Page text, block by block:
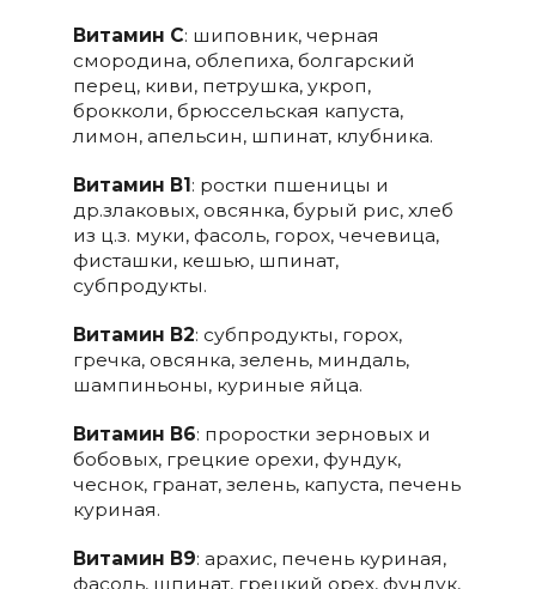
Витамин С: шиповник, черная
смородина, облепиха, болгарский
перец, киви, петрушка, укроп,
брокколи, брюссельская капуста,
лимон, апельсин, шпинат, клубника.
Витамин В1 : ростки пшеницы и
др.злаковых, овсянка, бурый рис, хлеб
из ц.з. муки, фасоль, горох, чечевица,
фисташки, кешью, шпинат,
субпродукты.
Витамин В2: субпродукты, горох,
гречка, овсянка, зелень, миндаль,
шампиньоны, куриные яйца.
Витамин В6: проростки зерновых и
бобовых, грецкие орехи, фундук,
чеснок, гранат, зелень, капуста, печень
куриная.
Витамин В9: арахис, печень куриная,
фасоль, шпинат, грецкий орех, фундук,